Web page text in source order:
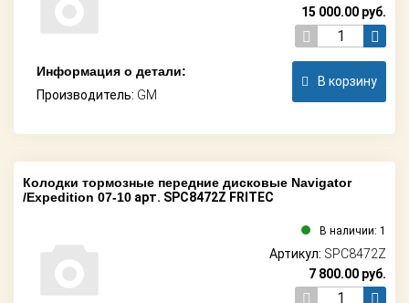
Информация о детали:
Производитель: GM
15 000.00 руб.
В корзину
Колодки тормозные передние дисковые Navigator
/Expedition 07-10 арт. SPC8472Z FRITEC
В наличии: 1
Артикул: SPC8472Z
7 800.00 руб.